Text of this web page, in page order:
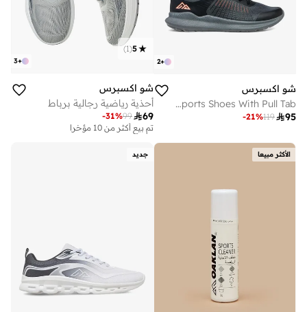
+
2
شو اكسبرس
Panelled Lace-Up Sports Shoes With Pull Tab
95
119
-21%
+
3
5
(
1
)
شو اكسبرس
أحذية رياضية رجالية برباط
69
99
-31%
تم بيع أكثر من 10 مؤخرا
على وشك النفاد
على وشك النفاد
الأكثر مبيعا جديد